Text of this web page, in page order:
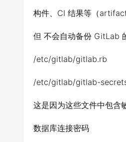
构件、CI 结果等（
但 不会自动备份 GitLab
/etc/gitlab/gitlab.rb
/etc/gitlab/gitlab-
这是因为这些文件中包含
数据库连接密码